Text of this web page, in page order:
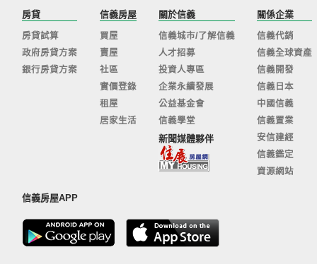
房貸
房貸試算
政府房貸方案
銀行房貸方案
信義房屋
買屋
賣屋
社區
實價登錄
租屋
居家生活
關於信義
信義城市/了解信義
人才招募
投資人專區
企業永續發展
公益基金會
信義學堂
新聞媒體夥伴
關係企業
信義代銷
信義全球資產
信義開發
信義日本
中國信義
信義置業
安信建經
信義鑑定
資源網站
信義房屋APP